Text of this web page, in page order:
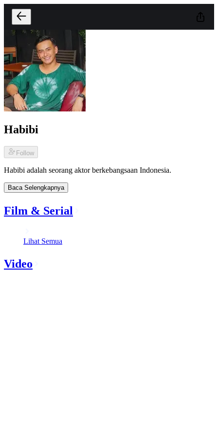
Habibi
Follow
Habibi adalah seorang aktor berkebangsaan Indonesia.
Baca Selengkapnya
Film & Serial
Lihat Semua
Video